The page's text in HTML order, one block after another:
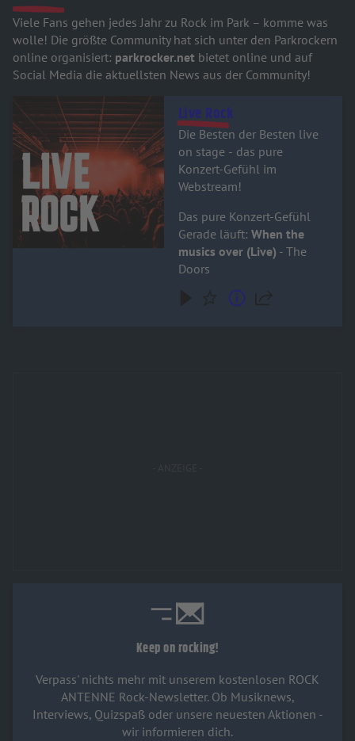
Viele Fans gehen jedes Jahr zu Rock im Park – komme was
wolle! Die größte Community hat sich unter den Parkrockern
online organisiert: parkrocker.net bietet online und auf
Social Media die aktuellsten News aus der Community!
Audiotitel - Live Rock
Live Rock
Die Besten der Besten live
on stage - das pure
Konzert-Gefühl im
Webstream!
Das pure Konzert-Gefühl
Gerade läuft: When the
musics over (Live) - The
Doors
Keep on rocking!
Verpass' nichts mehr mit unserem kostenlosen ROCK
ANTENNE Rock-Newsletter. Ob Musiknews,
Interviews, Quizspaß oder unsere neuesten Aktionen -
wir informieren dich.